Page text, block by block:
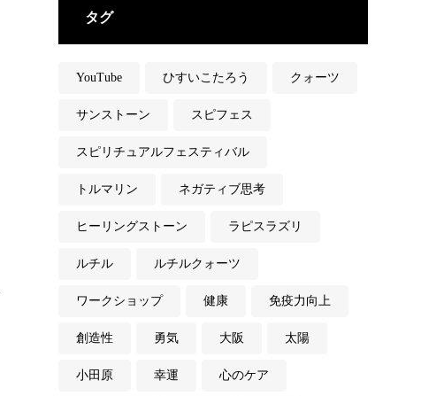
タグ
YouTube ひすいこたろう クォーツ
サンストーン スピフェス
スピリチュアルフェスティバル
トルマリン ネガティブ思考
ヒーリングストーン ラピスラズリ
ルチル ルチルクォーツ
ワークショップ 健康 免疫力向上
創造性 勇気 大阪 太陽
小田原 幸運 心のケア